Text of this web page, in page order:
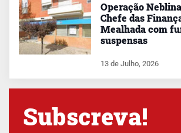
Operação
Chefe das
Mealhada com
suspensas
13 de Julho, 2026
Subscreva!